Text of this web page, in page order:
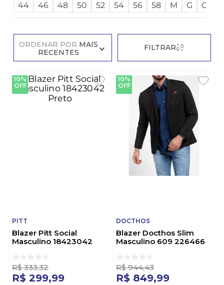
44 46 48 50 52 54 56 58 M G GG
ORDENAR POR MAIS
RECENTES
FILTRAR
10%
OFF
PITT
Blazer Pitt Social
Masculino 18423042
R$ 333,32
R$ 299,99
10%
OFF
DOCTHOS
Blazer Docthos Slim
Masculino 609 226466
R$ 944,43
R$ 849,99